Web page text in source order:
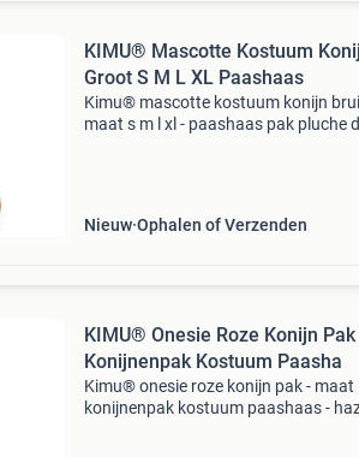
KIMU® Mascotte Kostuum
Groot S M L XL Paashaas
Kimu® mascotte kostuum konijn
maat s m l xl - paashaas pak pluche
Nieuw Ophalen of Verzenden
KIMU® Onesie Roze Konijn Pak
Konijnenpak Kostuum Paasha
Kimu® onesie roze konijn pak - maat
konijnenpak kostuum paashaas -